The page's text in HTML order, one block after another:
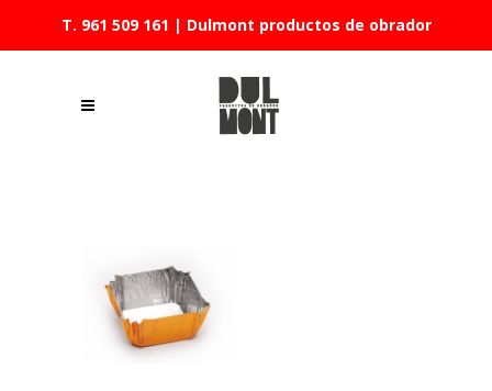
T. 961 509 161 | Dulmont productos de obrador